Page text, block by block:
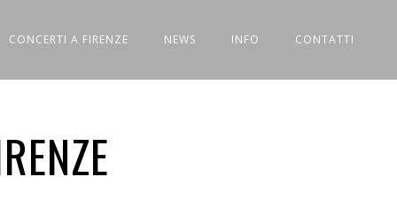
CONCERTI A FIRENZE NEWS INFO CONTATTI